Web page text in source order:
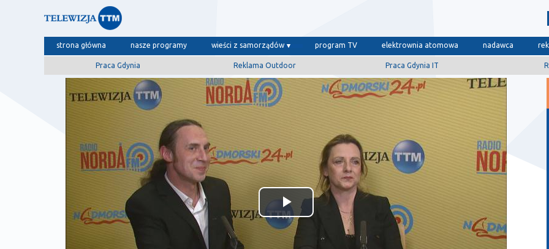
strona główna nasze programy wieści z samorządów program TV elektrownia atomowa nadawca
Praca Gdynia Reklama Outdoor Praca Gdynia IT
Odtwórz
wideo